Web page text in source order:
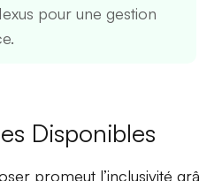
pour une gestion
Disponibles
promeut l’inclusivité